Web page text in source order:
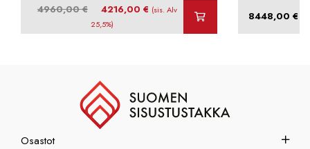
4960,00€
Alkuperäinen
hinta
oli:
4216,00€ Nykyinen
on:
(sis. Alv
25,5%)
8448,00 €
Osastot